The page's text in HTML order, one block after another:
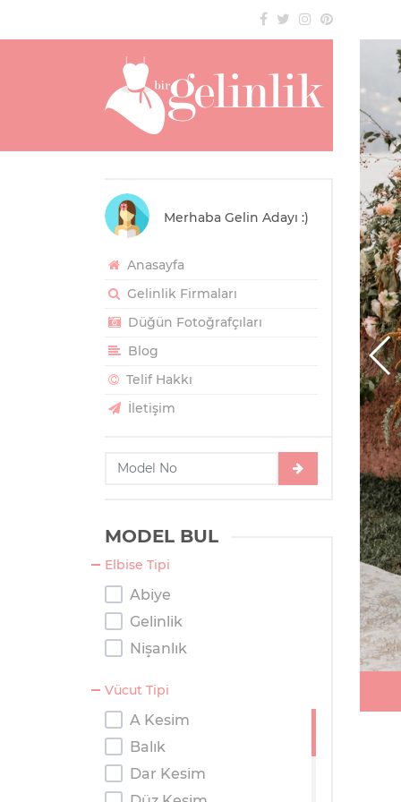
Merhaba Gelin Adayı :)
Anasayfa
Gelinlik Firmaları
Düğün Fotoğrafçıları
Blog
Telif Hakkı
İletişim
MODEL BUL
Elbise Tipi
Abiye
Gelinlik
Nişanlık
Vücut Tipi
A Kesim
Balık
Dar Kesim